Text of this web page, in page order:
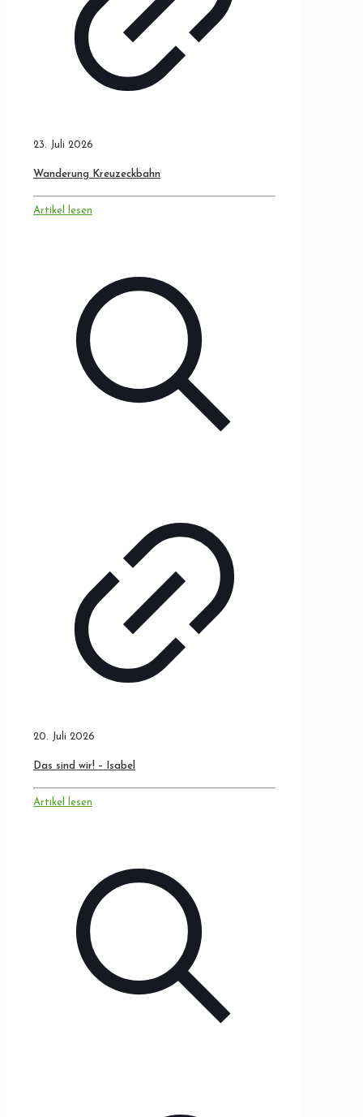
23. Juli 2026
Wanderung Kreuzeckbahn
Artikel lesen
20. Juli 2026
Das sind wir! – Isabel
Artikel lesen